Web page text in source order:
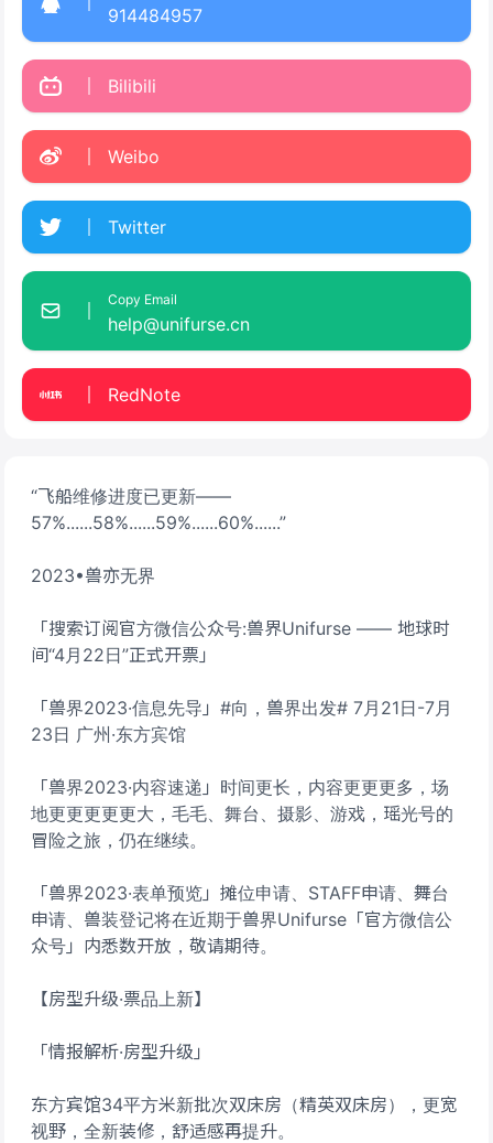
“飞船维修进度已更新——
57%......58%......59%......60%......”
2023•兽亦无界
「搜索订阅官方微信公众号:兽界Unifurse —— 地球时
间“4月22日”正式开票」
「兽界2023·信息先导」#向，兽界出发# 7月21日-7月
23日 广州·东方宾馆
「兽界2023·内容速递」时间更长，内容更更更多，场
地更更更更更大，毛毛、舞台、摄影、游戏，瑶光号的
冒险之旅，仍在继续。
「兽界2023·表单预览」摊位申请、STAFF申请、舞台
申请、兽装登记将在近期于兽界Unifurse「官方微信公
众号」内悉数开放，敬请期待。
【房型升级·票品上新】
「情报解析·房型升级」
东方宾馆34平方米新批次双床房（精英双床房），更宽
视野，全新装修，舒适感再提升。
914484957
Bilibili
Weibo
Twitter
Copy Email
help@unifurse.cn
RedNote